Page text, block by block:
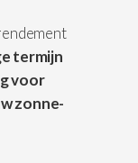
termijn
voor
zonne-